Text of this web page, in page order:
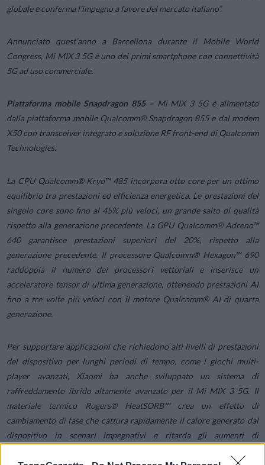
globale e conferma l’impegno a favore del mercato italiano”.
Annunciato quest’anno a Barcellona durante il Mobile World
Congress, Mi MIX 3 5G è uno dei primi smartphone con connettività
5G ad uso commerciale.
Piattaforma mobile Snapdragon 855 – Mi MIX 3 5G è alimentato
dalla piattaforma mobile Qualcomm® Snapdragon 855 e dal modem
X50 con transceiver integrato e soluzione RF front-end di Qualcomm
Technologies.
La CPU Qualcomm® Kryo™ 485 incorpora otto core per un ottimo
equilibrio tra prestazioni ed efficienza energetica. Le prestazioni del
singolo core sono fino al 45% più veloci, un grande salto di qualità
rispetto alla generazione precedente. La GPU Qualcomm® Adreno™
640 garantisce prestazioni superiori del 20%, rispetto alla
generazione precedente. Il processore Qualcomm® Hexagon™ 690
raddoppia il numero dei processori vettoriali e inserisce un
acceleratore tensor di ultima generazione, ottenendo prestazioni AI
fino a tre volte più veloci con il motore Qualcomm® AI di quarta
generazione.
Per supportare applicazioni che richiedono alti livelli di prestazioni
del dispositivo per lunghi periodi di tempo, come i giochi multi-
player avanzati, Xiaomi ha anche sviluppato un sistema di
raffreddamento ibrido altamente avanzato per il Mi MIX 3 5G. Il
materiale termico Rogers® HeatSORB™ crea un effetto di
cambiamento di fase che cattura rapidamente il calore generato dal
dispositivo in scenari impegnativi e ritarda gli aumenti di